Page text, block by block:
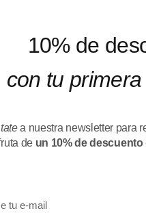
10% de
con tu
a nuestra newsletter para
de un 10% de descuento